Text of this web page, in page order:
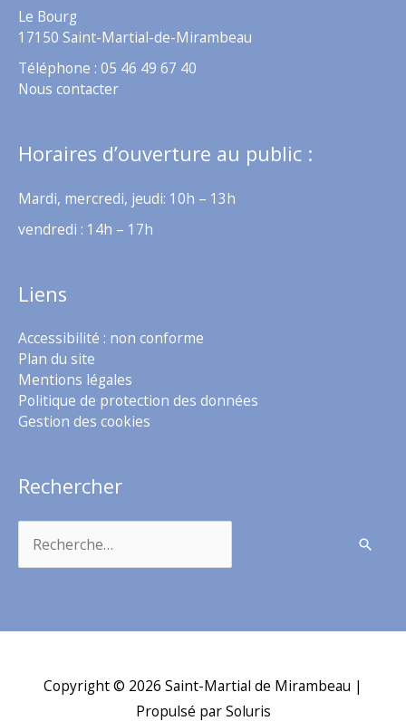
Le Bourg
17150 Saint-Martial-de-Mirambeau
Téléphone : 05 46 49 67 40
Nous contacter
Horaires d’ouverture au public :
Mardi, mercredi, jeudi: 10h – 13h
vendredi : 14h – 17h
Liens
Accessibilité : non conforme
Plan du site
Mentions légales
Politique de protection des données
Gestion des cookies
Rechercher
Copyright © 2026 Saint-Martial de Mirambeau |
Propulsé par Soluris